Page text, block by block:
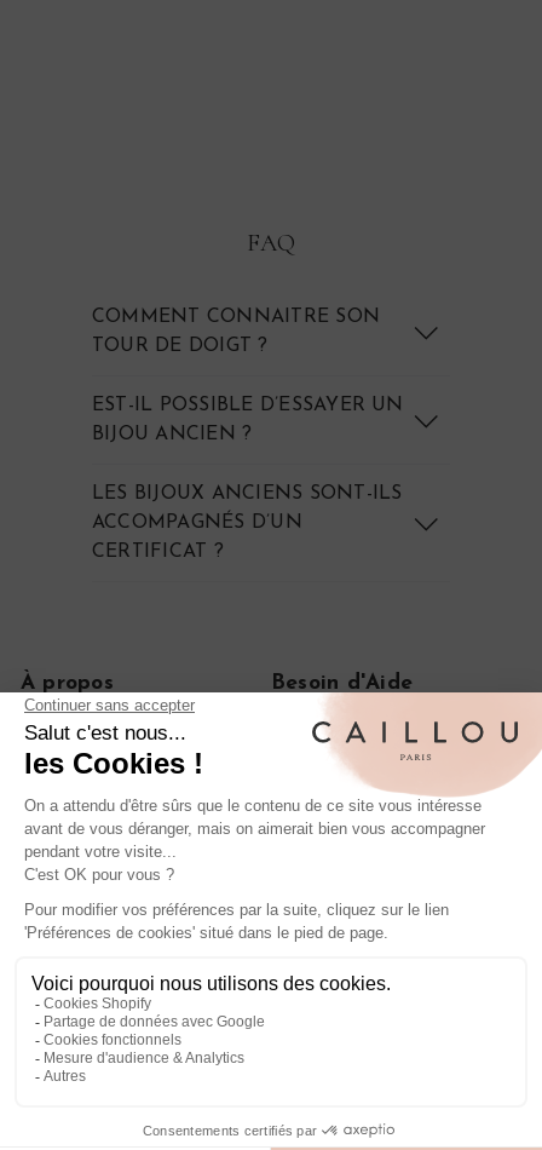
FAQ
COMMENT CONNAITRE SON
TOUR DE DOIGT ?
EST-IL POSSIBLE D’ESSAYER UN
BIJOU ANCIEN ?
LES BIJOUX ANCIENS SONT-ILS
ACCOMPAGNÉS D’UN
CERTIFICAT ?
À propos
Notre histoire
On parle de nous
Mentions légales
Besoin d'Aide
Politique de confidentialité
Livraisons et retours
Rétractation de commande
Nos iconiques
Bagues anciennes en diamant
Boucles d'oreilles anciennes en or
Entrer en contact
Envoyez-nous un email